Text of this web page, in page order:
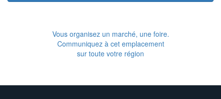
Vous organisez un marché, une foire.
Communiquez à cet emplacement
sur toute votre région